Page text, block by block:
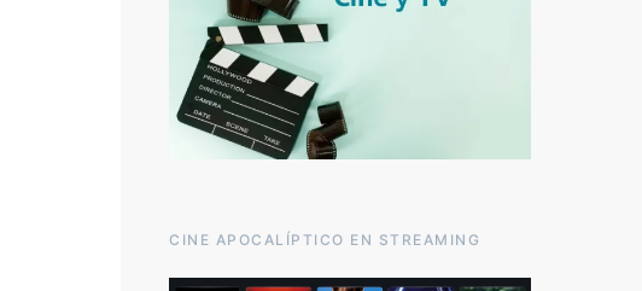
CINE APOCALÍPTICO EN STREAMING